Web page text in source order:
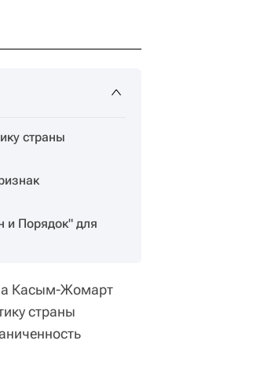
страны
и Порядок" для
Касым-Жомарт
страны